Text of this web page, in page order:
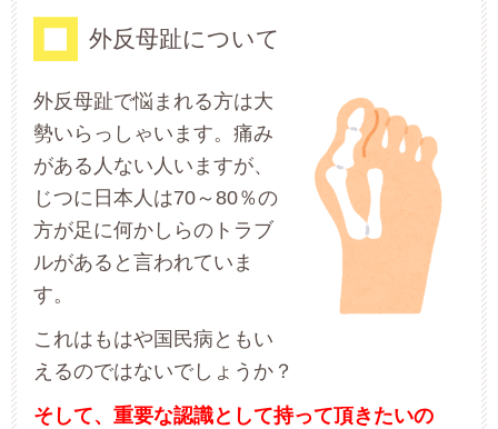
外反母趾について
外反母趾で悩まれる方は大
勢いらっしゃいます。痛み
がある人ない人いますが、
じつに日本人は70～80％の
方が足に何かしらのトラブ
ルがあると言われていま
す。
これはもはや国民病ともい
えるのではないでしょうか？
そして、重要な認識として持って頂きたいの